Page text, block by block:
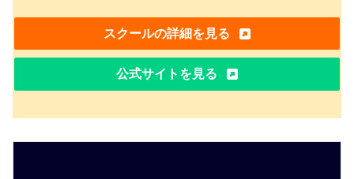
スクールの詳細を見る
公式サイトを見る